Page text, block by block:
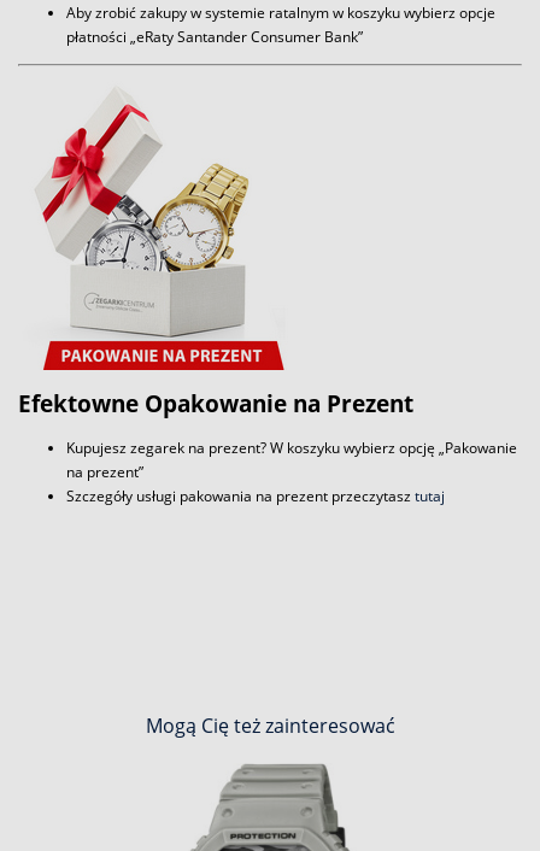
Aby zrobić zakupy w systemie ratalnym w koszyku wybierz opcje
płatności „eRaty Santander Consumer Bank”
Efektowne Opakowanie na Prezent
Kupujesz zegarek na prezent? W koszyku wybierz opcję „Pakowanie
na prezent”
Szczegóły usługi pakowania na prezent przeczytasztutaj
Mogą Cię też zainteresować